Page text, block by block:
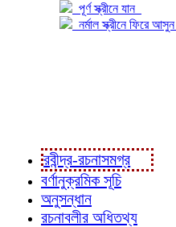
পূর্ণ স্ক্রীনে যান
নর্মাল স্ক্রীনে ফিরে আসুন
রবীন্দ্র-রচনাসমগ্র
বর্ণানুক্রমিক সূচি
অনুসন্ধান
রচনাবলীর অধিতথ্য